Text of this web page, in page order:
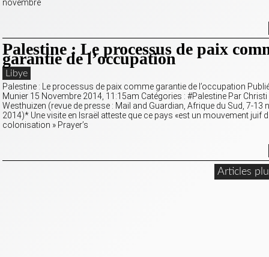
novembre
Palestine : Le processus de paix
garantie de l’occupation
Libye
Palestine : Le processus de paix comme garantie de l’occupation
Munier 15 Novembre 2014, 11:15am Catégories : #Palestine Par Christi
Westhuizen (revue de presse : Mail and Guardian, Afrique du Sud, 7-13
2014)* Une visite en Israël atteste que ce pays «est un mouvement juif
colonisation » Prayer’s
Articles